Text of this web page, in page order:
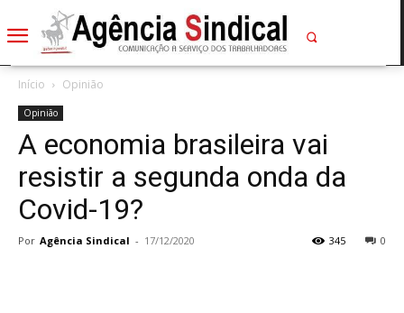
Início Opinião
Opinião
A economia brasileira vai
resistir a segunda onda da
Covid-19?
Por Agência Sindical - 17/12/2020 0
345